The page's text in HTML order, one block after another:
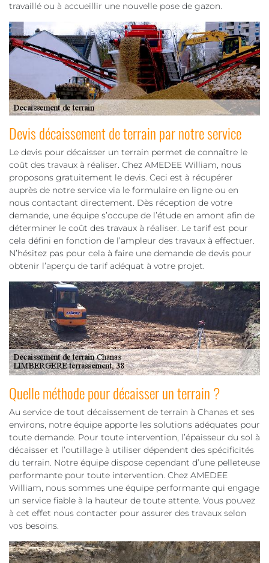
travaillé ou à accueillir une nouvelle pose de gazon.
Devis décaissement de terrain par notre service
Le devis pour décaisser un terrain permet de connaître le
coût des travaux à réaliser. Chez AMEDEE William, nous
proposons gratuitement le devis. Ceci est à récupérer
auprès de notre service via le formulaire en ligne ou en
nous contactant directement. Dès réception de votre
demande, une équipe s’occupe de l’étude en amont afin de
déterminer le coût des travaux à réaliser. Le tarif est pour
cela défini en fonction de l’ampleur des travaux à effectuer.
N’hésitez pas pour cela à faire une demande de devis pour
obtenir l’aperçu de tarif adéquat à votre projet.
Quelle méthode pour décaisser un terrain ?
Au service de tout décaissement de terrain à Chanas et ses
environs, notre équipe apporte les solutions adéquates pour
toute demande. Pour toute intervention, l’épaisseur du sol à
décaisser et l’outillage à utiliser dépendent des spécificités
du terrain. Notre équipe dispose cependant d’une pelleteuse
performante pour toute intervention. Chez AMEDEE
William, nous sommes une équipe performante qui engage
un service fiable à la hauteur de toute attente. Vous pouvez
à cet effet nous contacter pour assurer des travaux selon
vos besoins.